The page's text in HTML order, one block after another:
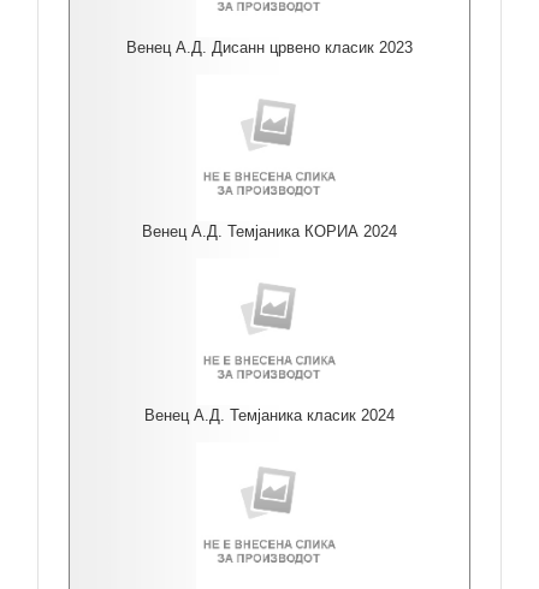
Венец А.Д. Дисанн црвено класик 2023
Венец А.Д. Темјаника КОРИА 2024
Венец А.Д. Темјаника класик 2024